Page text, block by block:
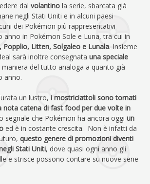
dal volantino la serie, sbarcata già
negli Stati Uniti e in alcuni paesi
dei Pokémon più rappresentativi
in Pokémon Sole e Luna, tra cui in
Popplio, Litten, Solgaleo e Lunala. Insieme
sarà inoltre consegnata una speciale
maniera del tutto analoga a quanto già
anno.
un lustro, i mostriciattoli sono tornati
nota catena di fast food per due volte in
segnale che Pokémon ha ancora oggi un
ed è in costante crescita. Non è infatti da
questo genere di promozioni diventi
Stati Uniti, dove quasi ogni anno gli
e strisce possono contare su nuove serie